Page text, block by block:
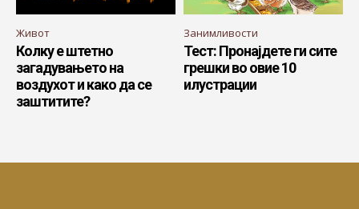
Живот
Колку е штетно
загадувањето на
воздухот и како да се
заштитите?
Занимливости
Тест: Пронајдете ги сите
грешки во овие 10
илустрации